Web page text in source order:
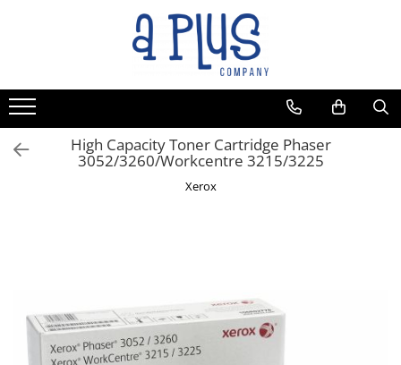
High Capacity Toner Cartridge Phaser
3052/3260/Workcentre 3215/3225
Xerox